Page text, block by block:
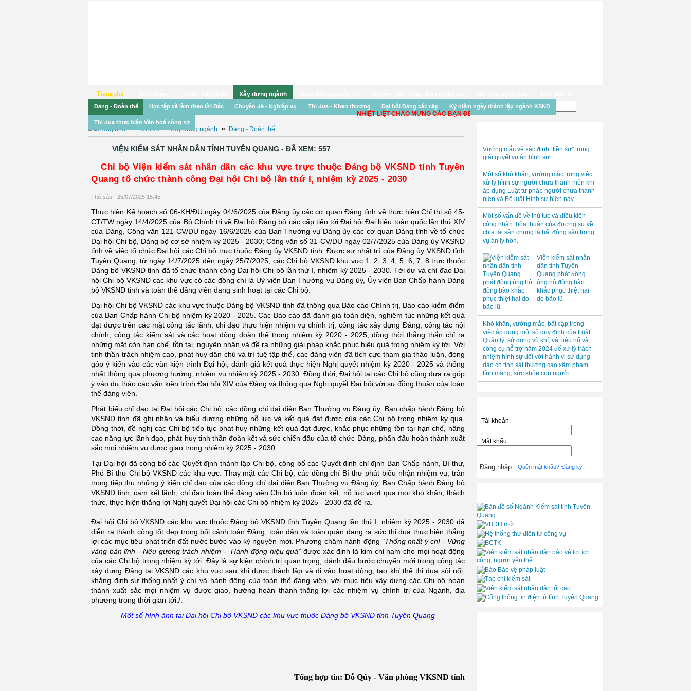
Trang chủ Xây dựng ngành
Đảng - Đoàn thể Học tập và làm theo lời Bác Chuyên đề - Nghiệp vụ Thi đua - Khen thưởng Đại hội Đảng các cấp Kỷ niệm ngày thành lập ngành KSND
Thi đua thực hiện Văn hoá công sở
NHIỆT LIỆT CHÀO MỪNG CÁC BẠN ĐẾN VỚI WEBSITE CỦA VIỆN KIỂM SÁT NHÂN DÂN TỈNH TUYÊN QUANG.
» Tin Tức » Xây dựng ngành » Đảng - Đoàn thể
VIỆN KIỂM SÁT NHÂN DÂN TỈNH TUYÊN QUANG - ĐÃ XEM: 557
Chi bộ Viện kiểm sát nhân dân các khu vực trực thuộc Đảng bộ VKSND tỉnh Tuyên
Quang tổ chức thành công Đại hội Chi bộ lần thứ I, nhiệm kỳ 2025 - 2030
Thứ sáu - 25/07/2025 15:45
Thực hiện Kế hoạch số 06-KH/ĐU ngày 04/6/2025 của Đảng ủy các cơ quan Đảng tỉnh về thực hiện Chỉ thị số 45-
CT/TW ngày 14/4/2025 của Bộ Chính trị về Đại hội Đảng bộ các cấp tiến tới Đại hội Đại biểu toàn quốc lần thứ XIV
của Đảng, Công văn 121-CV/ĐU ngày 16/6/2025 của Ban Thường vụ Đảng ủy các cơ quan Đảng tỉnh về tổ chức
Đại hội Chi bộ, Đảng bộ cơ sở nhiệm kỳ 2025 - 2030; Công văn số 31-CV/ĐU ngày 02/7/2025 của Đảng ủy VKSND
tỉnh về việc tổ chức Đại hội các Chi bộ trực thuộc Đảng ủy VKSND tỉnh. Được sự nhất trí của Đảng ủy VKSND tỉnh
Tuyên Quang, từ ngày 14/7/2025 đến ngày 25/7/2025, các Chi bộ VKSND khu vực 1, 2, 3, 4, 5, 6, 7, 8 trực thuộc
Đảng bộ VKSND tỉnh đã tổ chức thành công Đại hội Chi bộ lần thứ I, nhiệm kỳ 2025 - 2030. Tới dự và chỉ đạo Đại
hội Chi bộ VKSND các khu vực có các đồng chí là Uỷ viên Ban Thường vụ Đảng ủy, Ủy viên Ban Chấp hành Đảng
bộ VKSND tỉnh và toàn thể đảng viên đang sinh hoạt tại các Chi bộ.
Đại hội Chi bộ VKSND các khu vực thuộc Đảng bộ VKSND tỉnh đã thông qua Báo cáo Chính trị, Báo cáo kiểm điểm
của Ban Chấp hành Chi bộ nhiệm kỳ 2020 - 2025. Các Báo cáo đã đánh giá toàn diện, nghiêm túc những kết quả
đạt được trên các mặt công tác lãnh, chỉ đạo thực hiện nhiệm vụ chính trị, công tác xây dựng Đảng, công tác nội
chính, công tác kiểm sát và các hoạt động đoàn thể trong nhiệm kỳ 2020 - 2025, đồng thời thẳng thắn chỉ ra
những mặt còn hạn chế, tồn tại, nguyên nhân và đề ra những giải pháp khắc phục hiệu quả trong nhiệm kỳ tới. Với
tinh thần trách nhiệm cao, phát huy dân chủ và trí tuệ tập thể, các đảng viên đã tích cực tham gia thảo luận, đóng
góp ý kiến vào các văn kiện trình Đại hội, đánh giá kết quả thực hiện Nghị quyết nhiệm kỳ 2020 - 2025 và thống
nhất thông qua phương hướng, nhiệm vụ nhiệm kỳ 2025 - 2030. Đồng thời, Đại hội tại các Chi bộ cũng đưa ra góp
ý vào dự thảo các văn kiện trình Đại hội XIV của Đảng và thông qua Nghị quyết Đại hội với sự đồng thuận của toàn
thể đảng viên.
Phát biểu chỉ đạo tại Đại hội các Chi bộ, các đồng chí đại diện Ban Thường vụ Đảng ủy, Ban chấp hành Đảng bộ
VKSND tỉnh đã ghi nhận và biểu dương những nỗ lực và kết quả đạt được của các Chi bộ trong nhiệm kỳ qua.
Đồng thời, đề nghị các Chi bộ tiếp tục phát huy những kết quả đạt được, khắc phục những tồn tại hạn chế, nâng
cao năng lực lãnh đạo, phát huy tinh thần đoàn kết và sức chiến đấu của tổ chức Đảng, phấn đấu hoàn thành xuất
sắc mọi nhiệm vụ được giao trong nhiệm kỳ 2025 - 2030.
Tại Đại hội đã công bố các Quyết định thành lập Chi bộ, công bố các Quyết định chỉ định Ban Chấp hành, Bí thư,
Phó Bí thư Chi bộ VKSND các khu vực. Thay mặt các Chi bộ, các đồng chí Bí thư phát biểu nhận nhiệm vụ, trân
trọng tiếp thu những ý kiến chỉ đạo của các đồng chí đại diện Ban Thường vụ Đảng ủy, Ban Chấp hành Đảng bộ
VKSND tỉnh; cam kết lãnh, chỉ đạo toàn thể đảng viên Chi bộ luôn đoàn kết, nỗ lực vượt qua mọi khó khăn, thách
thức, thực hiện thắng lợi Nghị quyết Đại hội các Chi bộ nhiệm kỳ 2025 - 2030 đã đề ra.
Đại hội Chi bộ VKSND các khu vực thuộc Đảng bộ VKSND tỉnh Tuyên Quang lần thứ I, nhiệm kỳ 2025 - 2030 đã
diễn ra thành công tốt đẹp trong bối cảnh toàn Đảng, toàn dân và toàn quân đang ra sức thi đua thực hiện thắng
lợi các mục tiêu phát triển đất nước bước vào kỷ nguyên mới. Phương châm hành động “Thống nhất ý chí - Vững
vàng bản lĩnh - Nêu gương trách nhiệm - Hành động hiệu quả” được xác định là kim chỉ nam cho mọi hoạt động
của các Chi bộ trong nhiệm kỳ tới. Đây là sự kiện chính trị quan trọng, đánh dấu bước chuyển mới trong công tác
xây dựng Đảng tại VKSND các khu vực sau khi được thành lập và đi vào hoạt động; tạo khí thế thi đua sôi nổi,
khẳng định sự thống nhất ý chí và hành động của toàn thể đảng viên, với mục tiêu xây dựng các Chi bộ hoàn
thành xuất sắc mọi nhiệm vụ được giao, hướng hoàn thành thắng lợi các nhiệm vụ chính trị của Ngành, địa
phương trong thời gian tới./.
Một số hình ảnh tại Đại hội Chi bộ VKSND các khu vực thuộc Đảng bộ VKSND tỉnh Tuyên Quang
Tổng hợp tin: Đỗ Qúy - Văn phòng VKSND tỉnh
Vướng mắc về xác định “tiền sự” trong
giải quyết vụ án hình sự
Một số khó khăn, vướng mắc trong việc
xử lý hình sự người chưa thành niên khi
áp dụng Luật tư pháp người chưa thành
niên và Bộ luật Hình sự hiện nay
Một số vấn đề về thủ tục và điều kiện
công nhận thỏa thuận của đương sự về
chia tài sản chung là bất động sản trong
vụ án ly hôn.
Viện kiểm sát nhân
dân tỉnh Tuyên
Quang phát động
ủng hộ đồng bào
khắc phục thiệt hại
do bão lũ
Khó khăn, vướng mắc, bất cập trong
việc áp dụng một số quy định của Luật
Quản lý, sử dụng vũ khí, vật liệu nổ và
công cụ hỗ trợ năm 2024 để xử lý trách
nhiệm hình sự đối với hành vi sử dụng
dao có tính sát thương cao xâm phạm
tính mạng, sức khỏe con người
Tài khoản:
Mật khẩu:
Quên mật khẩu? Đăng ký